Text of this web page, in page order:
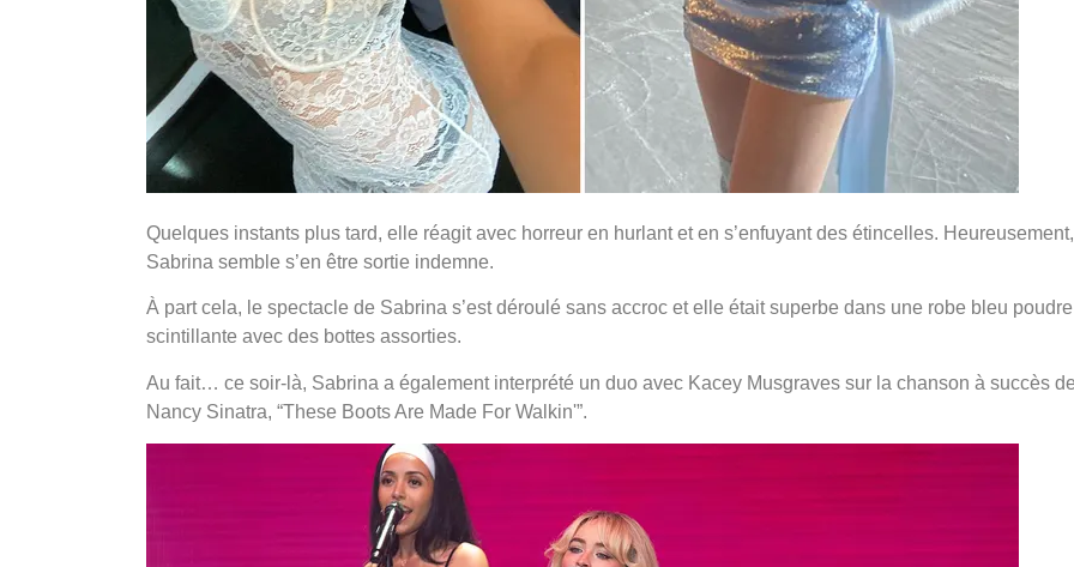
Quelques instants plus tard, elle réagit avec horreur en hurlant et en s’enfuyant des étincelles. Heureusement,
Sabrina semble s’en être sortie indemne.
À part cela, le spectacle de Sabrina s’est déroulé sans accroc et elle était superbe dans une robe bleu poudre
scintillante avec des bottes assorties.
Au fait… ce soir-là, Sabrina a également interprété un duo avec Kacey Musgraves sur la chanson à succès de
Nancy Sinatra, “These Boots Are Made For Walkin'”.